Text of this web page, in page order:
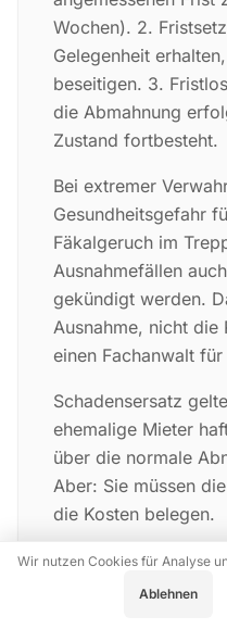
Wochen). 2.
Gelegenheit
beseitigen. 3.
die Abmahnung
Zustand fortbesteht.
Bei extremer
Gesundheitsgefahr
Fäkalgeruch im
Ausnahmefällen
gekündigt werden.
Ausnahme, nicht die
einen Fachanwalt
Schadensersatz
ehemalige Mieter
über die normale
Aber: Sie müssen
die Kosten belegen.
Was Sie brauchen:
Wir nutzen Cookies für Analyse
Ablehnen